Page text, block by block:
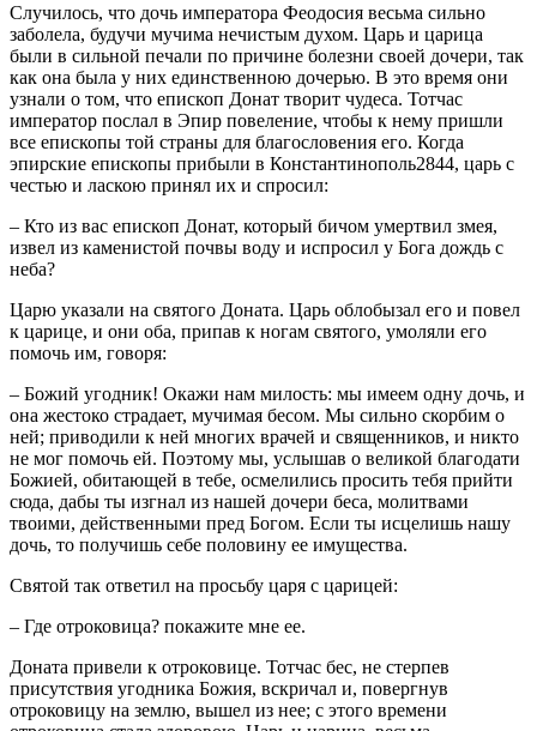
Случилось, что дочь императора Феодосия весьма сильно
заболела, будучи мучима нечистым духом. Царь и царица
были в сильной печали по причине болезни своей дочери, так
как она была у них единственною дочерью. В это время они
узнали о том, что епископ Донат творит чудеса. Тотчас
император послал в Эпир повеление, чтобы к нему пришли
все епископы той страны для благословения его. Когда
эпирские епископы прибыли в Константинополь2844, царь с
честью и ласкою принял их и спросил:
– Кто из вас епископ Донат, который бичом умертвил змея,
извел из каменистой почвы воду и испросил у Бога дождь с
неба?
Царю указали на святого Доната. Царь облобызал его и повел
к царице, и они оба, припав к ногам святого, умоляли его
помочь им, говоря:
– Божий угодник! Окажи нам милость: мы имеем одну дочь, и
она жестоко страдает, мучимая бесом. Мы сильно скорбим о
ней; приводили к ней многих врачей и священников, и никто
не мог помочь ей. Поэтому мы, услышав о великой благодати
Божией, обитающей в тебе, осмелились просить тебя прийти
сюда, дабы ты изгнал из нашей дочери беса, молитвами
твоими, действенными пред Богом. Если ты исцелишь нашу
дочь, то получишь себе половину ее имущества.
Святой так ответил на просьбу царя с царицей:
– Где отроковица? покажите мне ее.
Доната привели к отроковице. Тотчас бес, не стерпев
присутствия угодника Божия, вскричал и, повергнув
отроковицу на землю, вышел из нее; с этого времени